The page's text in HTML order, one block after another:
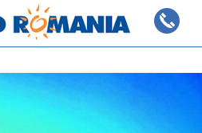
alta destinatie